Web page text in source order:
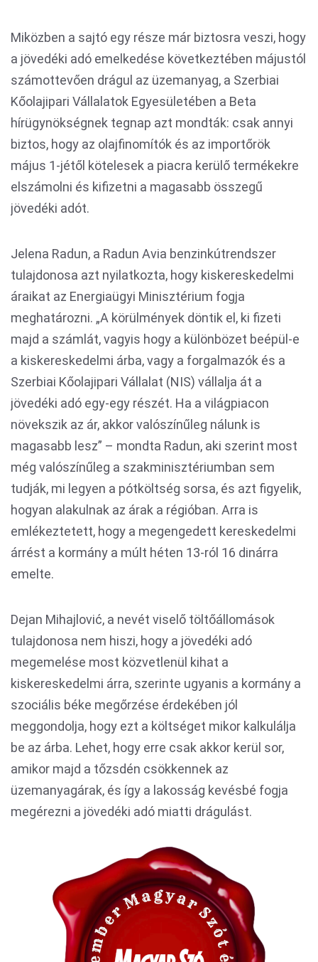
Miközben a sajtó egy része már biztosra veszi, hogy
a jövedéki adó emelkedése következtében májustól
számottevően drágul az üzemanyag, a Szerbiai
Kőolajipari Vállalatok Egyesületében a Beta
hírügynökségnek tegnap azt mondták: csak annyi
biztos, hogy az olajfinomítók és az importőrök
május 1-jétől kötelesek a piacra kerülő termékekre
elszámolni és kifizetni a magasabb összegű
jövedéki adót.
Jelena Radun, a Radun Avia benzinkútrendszer
tulajdonosa azt nyilatkozta, hogy kiskereskedelmi
áraikat az Energiaügyi Minisztérium fogja
meghatározni. „A körülmények döntik el, ki fizeti
majd a számlát, vagyis hogy a különbözet beépül-e
a kiskereskedelmi árba, vagy a forgalmazók és a
Szerbiai Kőolajipari Vállalat (NIS) vállalja át a
jövedéki adó egy-egy részét. Ha a világpiacon
növekszik az ár, akkor valószínűleg nálunk is
magasabb lesz” – mondta Radun, aki szerint most
még valószínűleg a szakminisztériumban sem
tudják, mi legyen a pótköltség sorsa, és azt figyelik,
hogyan alakulnak az árak a régióban. Arra is
emlékeztetett, hogy a megengedett kereskedelmi
árrést a kormány a múlt héten 13-ról 16 dinárra
emelte.
Dejan Mihajlović, a nevét viselő töltőállomások
tulajdonosa nem hiszi, hogy a jövedéki adó
megemelése most közvetlenül kihat a
kiskereskedelmi árra, szerinte ugyanis a kormány a
szociális béke megőrzése érdekében jól
meggondolja, hogy ezt a költséget mikor kalkulálja
be az árba. Lehet, hogy erre csak akkor kerül sor,
amikor majd a tőzsdén csökkennek az
üzemanyagárak, és így a lakosság kevésbé fogja
megérezni a jövedéki adó miatti drágulást.